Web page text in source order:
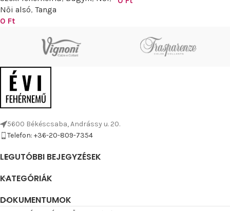
Női alsó, Tanga
0 Ft
5600 Békéscsaba, Andrássy u. 20.
Telefon: +36-20-809-7354
LEGUTÓBBI BEJEGYZÉSEK
KATEGÓRIÁK
DOKUMENTUMOK